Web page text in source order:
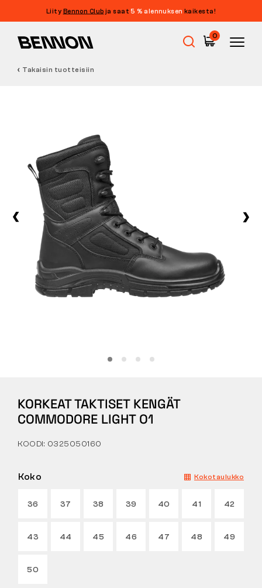
Liity Bennon Club ja saat 5 % alennuksen kaikesta!
0
Paljasjalkakengät
Outdoor
Vapaa-ajan kengät
Tactical
MEISTÄ
PALAUTUKSET
Takaisin tuotteisiin
KORKEAT TAKTISET KENGÄT
COMMODORE LIGHT O1
KOODI: 0325050160
Koko Kokotaulukko
36 37 38 39 40 41 42
43 44 45 46 47 48 49
50